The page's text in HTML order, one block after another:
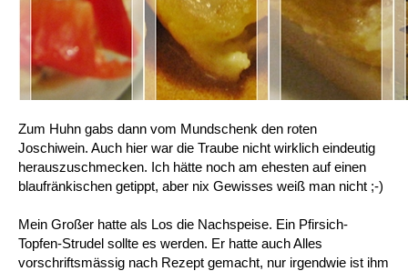
Zum Huhn gabs dann vom Mundschenk den roten
Joschiwein. Auch hier war die Traube nicht wirklich eindeutig
herauszuschmecken. Ich hätte noch am ehesten auf einen
blaufränkischen getippt, aber nix Gewisses weiß man nicht ;-)
Mein Großer hatte als Los die Nachspeise. Ein Pfirsich-
Topfen-Strudel sollte es werden. Er hatte auch Alles
vorschriftsmässig nach Rezept gemacht, nur irgendwie ist ihm